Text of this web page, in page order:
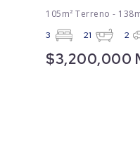
105m² Terreno -
3 21 2
$3,200,000